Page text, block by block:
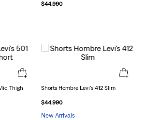
$44.990
Thigh
Shorts Hombre Levi's 412 Slim
$44.990
New Arrivals